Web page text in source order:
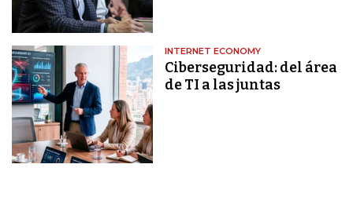
INTERNET ECONOMY
Ciberseguridad: del área
de TI a las juntas